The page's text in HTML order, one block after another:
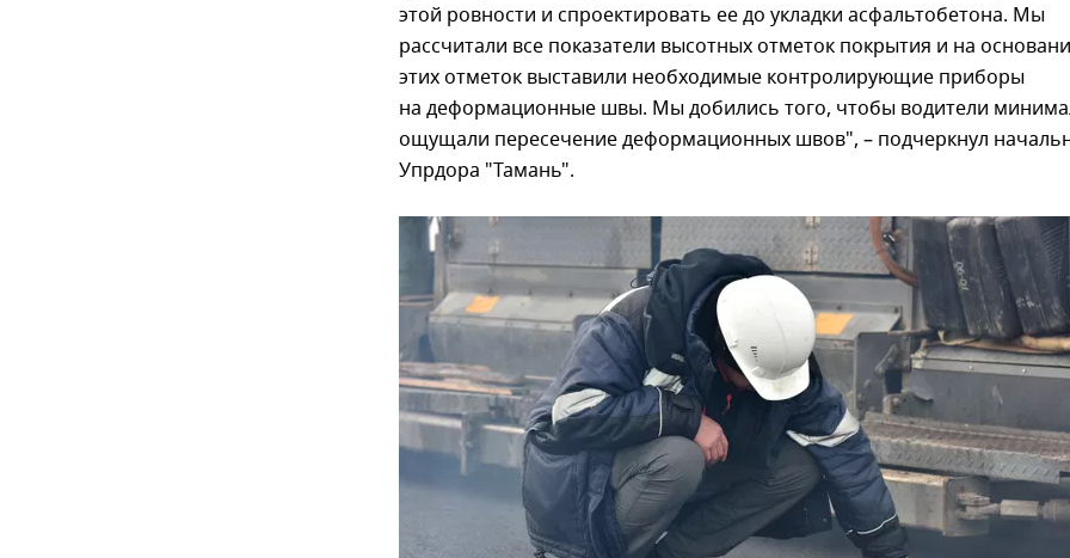
этой ровности и спроектировать ее до укладки асфальтобетона. Мы
рассчитали все показатели высотных отметок покрытия и на
этих отметок выставили необходимые контролирующие приборы
на деформационные швы. Мы добились того, чтобы водители
ощущали пересечение деформационных швов", – подчеркнул
Упрдора "Тамань".